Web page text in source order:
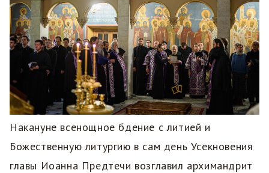
Накануне всенощное бдение с литией и
Божественную литургию в сам день Усекновения
главы Иоанна Предтечи возглавил архимандрит